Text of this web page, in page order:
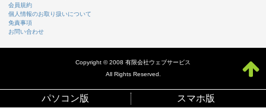
会員規約
個人情報のお取り扱いについて
免責事項
お問い合わせ
Copyright © 2008 有限会社ウェブサービス
All Rights Reserved.
パソコン版 スマホ版